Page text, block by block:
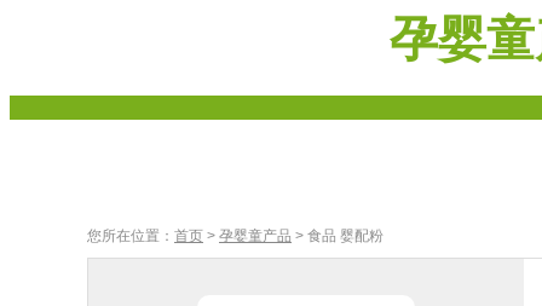
孕婴
您所在位置： 首页 > 孕婴童产品 > 食品 婴配粉